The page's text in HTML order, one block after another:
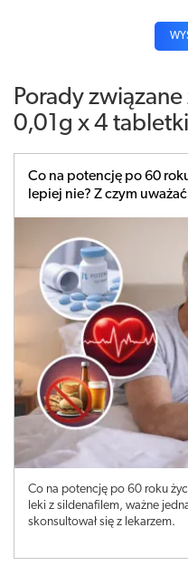
Porady
0,01g x 4 tabletki
Co na potencję po 60
lepiej nie? Z czym
Co na potencję po 60 roku
leki z sildenafilem, ważne
skonsultował się z lekarzem.